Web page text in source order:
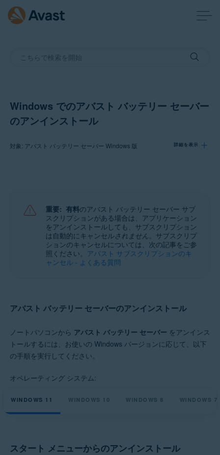
Windows でのアバスト バッテリー セーバー
のアンインストール
対象: アバスト バッテリー セーバー Windows 版 詳細を表示
オペレーティング システム:
Microsoft Windows 11 Home / Pro / Enterprise / Education
Microsoft Windows 10 Home / Pro / Enterprise / Education - 32 / 64 ビッ
Microsoft Windows 8.1 / Pro / Enterprise - 32 / 64 ビット
Microsoft Windows 8 / Pro / Enterprise - 32 / 64 ビット
重要: 有料のアバスト バッテリー セーバー サブ
スクリプションがある場合は、アプリケーション
をアンインストールしても、サブスクリプション
は自動的にキャンセルされません。サブスクリプ
ションのキャンセルについては、次の記事をご参
照ください。 アバスト サブスクリプションのキ
ャンセル - よくある質問
アバスト バッテリー セーバーのアンインストール
ノートパソコンから アバスト バッテリー セーバー をアンインス
トールするには、お使いの Windows バージョンに応じて、以下
の手順を実行してください。
オペレーティング システム:
WINDOWS 11 WINDOWS 10 WINDOWS 8 WINDOWS 7
スタート メニューからのアンインストール